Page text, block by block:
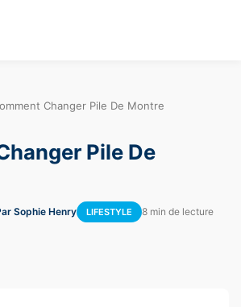
Changer Pile De Montre
Pile De
Sophie Henry LIFESTYLE 8 min de lecture